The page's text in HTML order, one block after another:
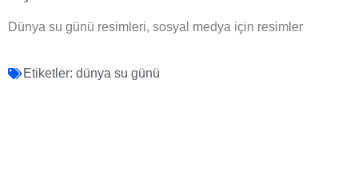
Dünya su günü resimleri, sosyal medya için resimler
Etiketler: dünya su günü